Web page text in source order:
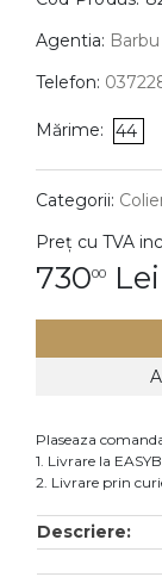
Coliere
Lanturi
Pandantive
DIAMANTE
Cercei
Accesorii
Agentia:
Telefon:
Mărime: 44
Categorii:
Preț cu TVA
73000 Lei
Plaseaza
1. Livrare la
2. Livrare prin
Descriere: